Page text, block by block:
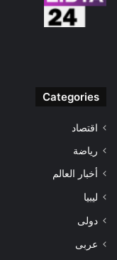
Categories
اقتصاد
رياضة
أخبار العالم
ليبيا
دولى
عربى